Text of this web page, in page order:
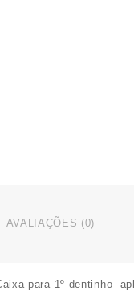
AVALIAÇÕES (0)
para 1º dentinho